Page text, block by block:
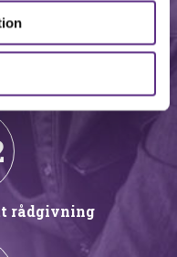
rådgivning